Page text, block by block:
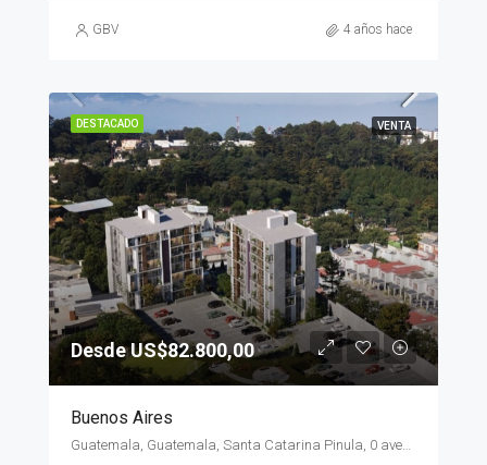
GBV 4 años hace
DESTACADO VENTA
Desde US$82.800,00
Buenos Aires